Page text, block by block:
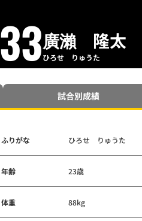
33廣瀨 隆太
ひろせ りゅうた
試合別成績
ふりがな ひろせ りゅうた
年齢 23歳
体重 88kg